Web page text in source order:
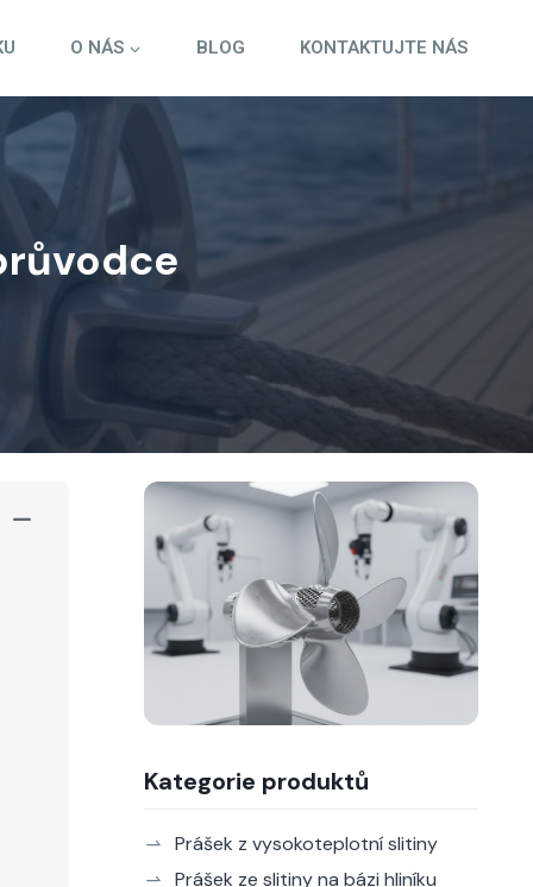
O NÁS BLOG KONTAKTUJTE NÁS
Kategorie produktů
Prášek z vysokoteplotní slitiny
Prášek ze slitiny na bázi hliníku